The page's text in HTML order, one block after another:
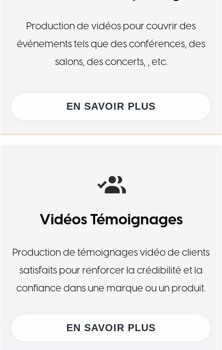
Production de vidéos pour couvrir des
événements tels que des conférences, des
salons, des concerts, , etc.
EN SAVOIR PLUS
Vidéos Témoignages
Production de témoignages vidéo de clients
satisfaits pour renforcer la crédibilité et la
confiance dans une marque ou un produit.
EN SAVOIR PLUS